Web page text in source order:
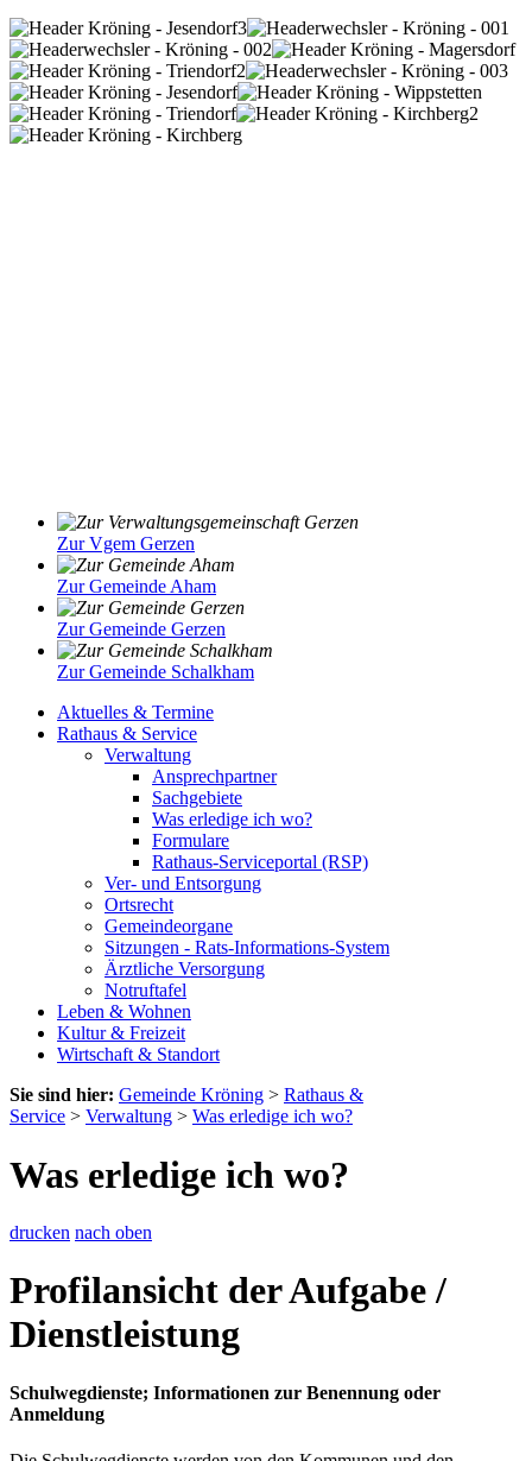
Zur Vgem Gerzen
Zur Gemeinde Aham
Zur Gemeinde Gerzen
Zur Gemeinde Schalkham
Aktuelles & Termine
Rathaus & Service
Verwaltung
Ansprechpartner
Sachgebiete
Was erledige ich wo?
Formulare
Rathaus-Serviceportal (RSP)
Ver- und Entsorgung
Ortsrecht
Gemeindeorgane
Sitzungen - Rats-Informations-System
Ärztliche Versorgung
Notruftafel
Leben & Wohnen
Kultur & Freizeit
Wirtschaft & Standort
Sie sind hier: Gemeinde Kröning > Rathaus &
Service > Verwaltung > Was erledige ich wo?
Was erledige ich wo?
drucken nach oben
Profilansicht der Aufgabe /
Dienstleistung
Schulwegdienste; Informationen zur Benennung oder
Anmeldung